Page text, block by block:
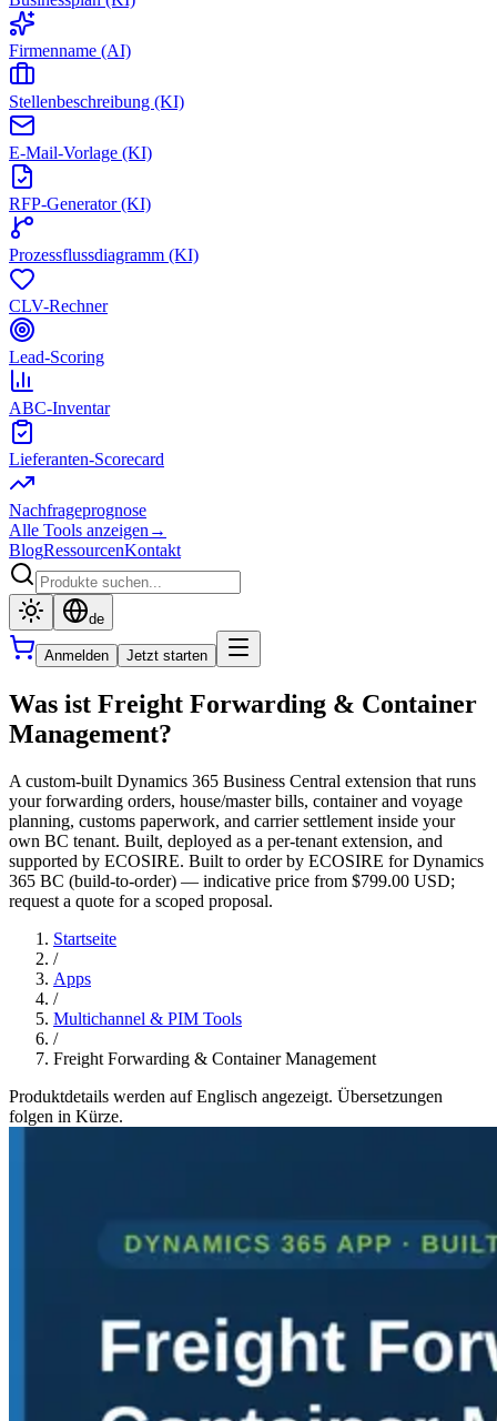
Firmenname (AI)
Stellenbeschreibung (KI)
E-Mail-Vorlage (KI)
RFP-Generator (KI)
Prozessflussdiagramm (KI)
CLV-Rechner
Lead-Scoring
ABC-Inventar
Lieferanten-Scorecard
Nachfrageprognose
Alle Tools anzeigen →
BlogRessourcenKontakt
de
Anmelden Jetzt starten
Was ist Freight Forwarding & Container
Management?
A custom-built Dynamics 365 Business Central extension that runs
your forwarding orders, house/master bills, container and voyage
planning, customs paperwork, and carrier settlement inside your
own BC tenant. Built, deployed as a per-tenant extension, and
supported by ECOSIRE. Built to order by ECOSIRE for Dynamics
365 BC (build-to-order) — indicative price from $799.00 USD;
request a quote for a scoped proposal.
Startseite
/
Apps
/
Multichannel & PIM Tools
/
Freight Forwarding & Container Management
Produktdetails werden auf Englisch angezeigt. Übersetzungen
folgen in Kürze.